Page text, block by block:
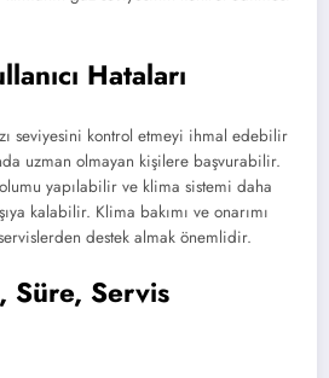
Hataları
seviyesini kontrol etmeyi ihmal edebilir
uzman olmayan kişilere başvurabilir.
yapılabilir ve klima sistemi daha
kalabilir. Klima bakımı ve onarımı
destek almak önemlidir.
Süre, Servis